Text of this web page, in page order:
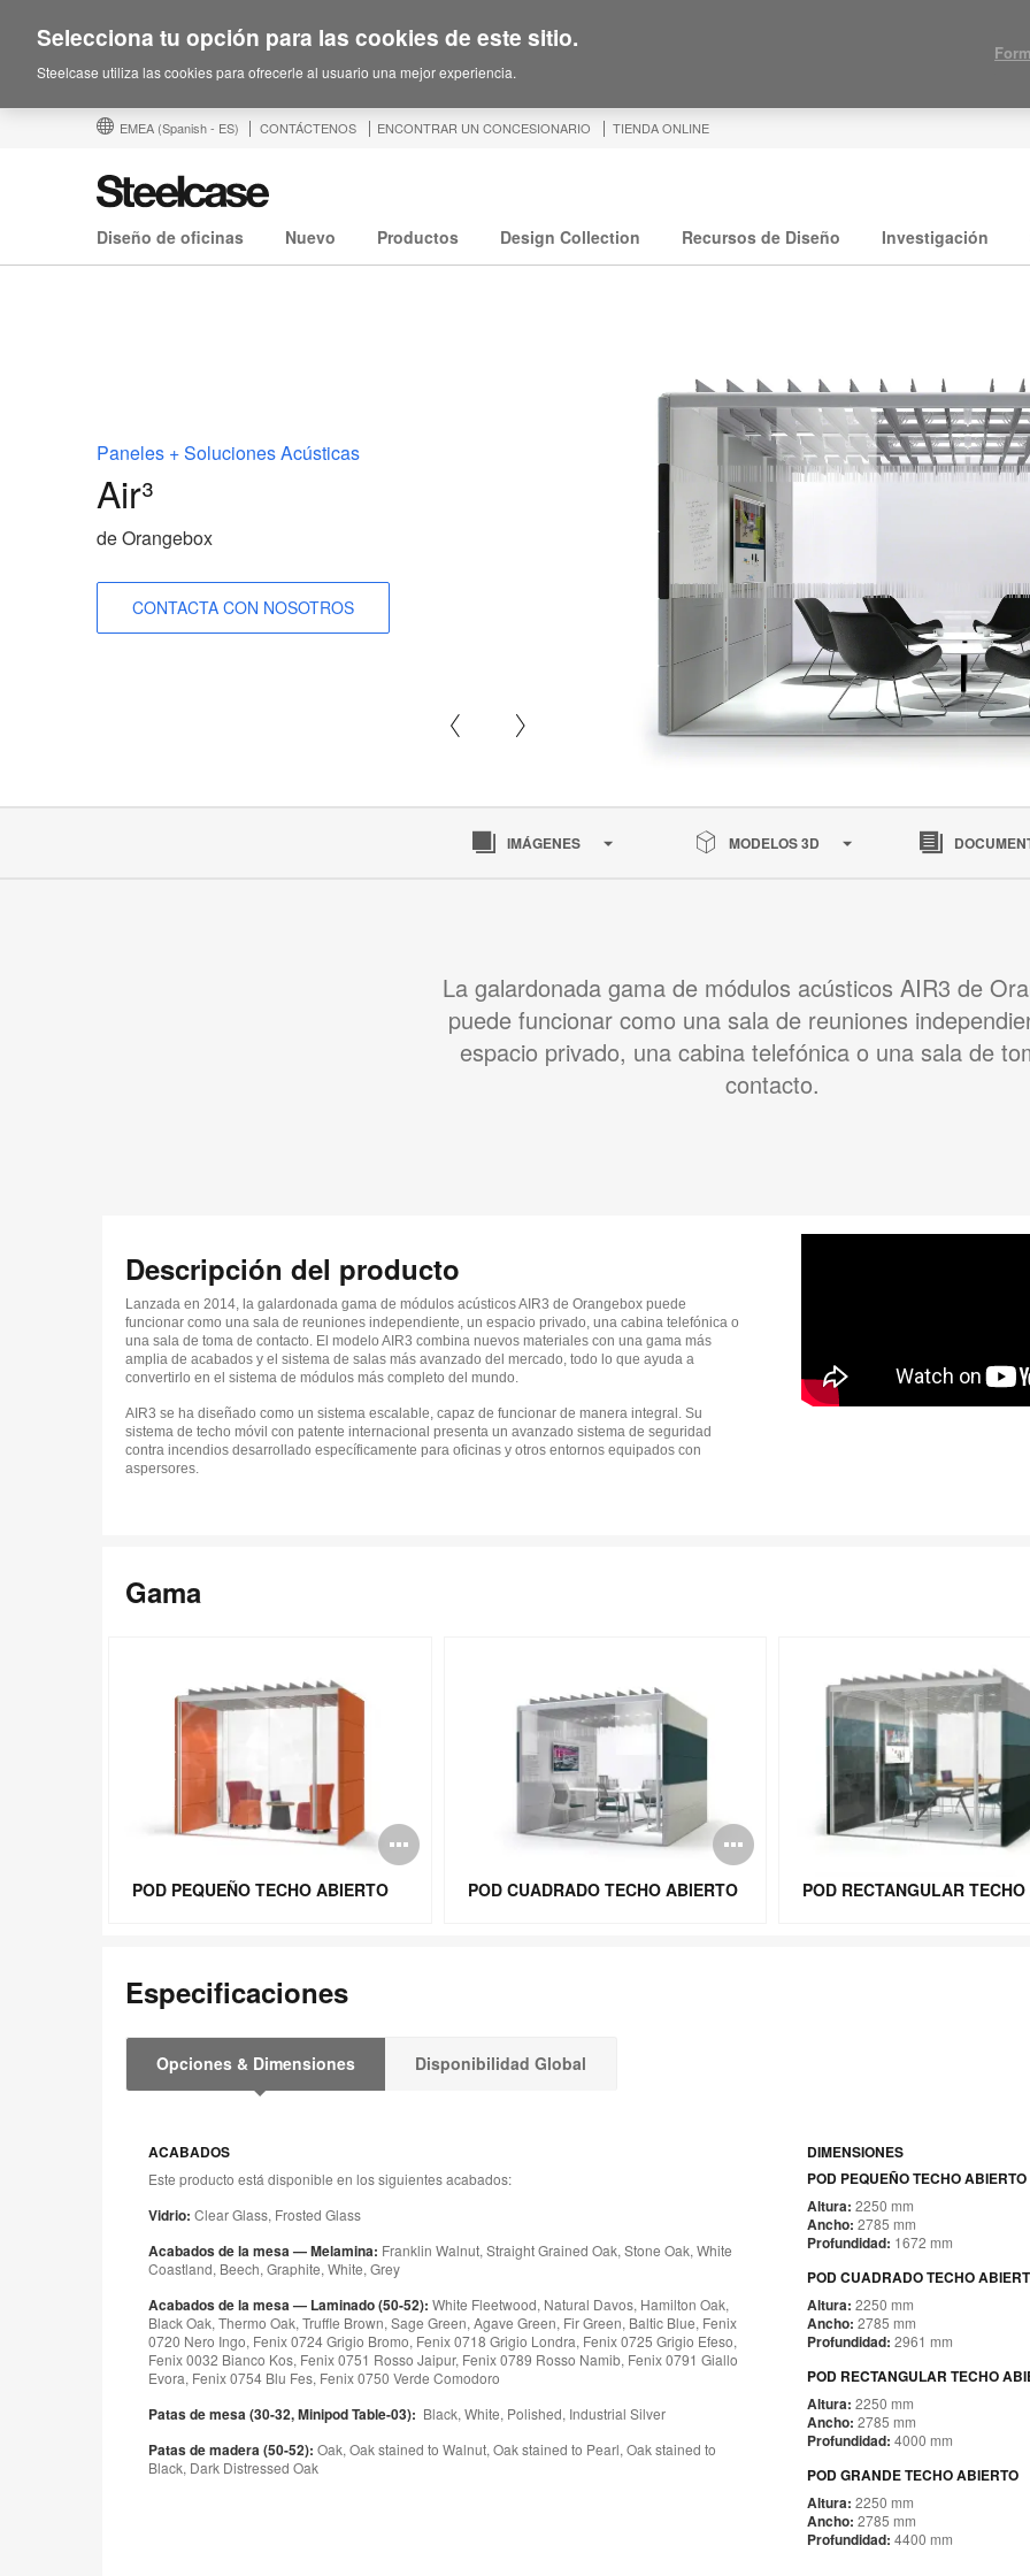
EMEA (Spanish - ES) CONTÁCTENOS ENCONTRAR UN CONCESIONARIO TIENDA ONLINE
Diseño de oficinas Nuevo Productos Design Collection Recursos de Diseño Investigación
Paneles + Soluciones Acústicas
Air³
de Orangebox
CONTACTA CON NOSOTROS
IMÁGENES MODELOS 3D
La galardonada gama de módulos acústicos AIR3 de
puede funcionar como una sala de reuniones
espacio privado, una cabina telefónica o una sala de
contacto.
Descripción del producto
Lanzada en 2014, la galardonada gama de módulos acústicos AIR3 de Orangebox puede
funcionar como una sala de reuniones independiente, un espacio privado, una cabina telefónica o
una sala de toma de contacto. El modelo AIR3 combina nuevos materiales con una gama más
amplia de acabados y el sistema de salas más avanzado del mercado, todo lo que ayuda a
convertirlo en el sistema de módulos más completo del mundo.
AIR3 se ha diseñado como un sistema escalable, capaz de funcionar de manera integral. Su
sistema de techo móvil con patente internacional presenta un avanzado sistema de seguridad
contra incendios desarrollado específicamente para oficinas y otros entornos equipados con
aspersores.
Gama
Abrir
imagen
POD PEQUEÑO TECHO ABIERTO
Abrir
imagen
POD CUADRADO TECHO ABIERTO
Especificaciones
Opciones & Dimensiones Disponibilidad Global
ACABADOS
Este producto está disponible en los siguientes acabados:
Vidrio: Clear Glass, Frosted Glass
Acabados de la mesa — Melamina: Franklin Walnut, Straight Grained Oak, Stone Oak, White
Coastland, Beech, Graphite, White, Grey
Acabados de la mesa — Laminado (50-52): White Fleetwood, Natural Davos, Hamilton Oak,
Black Oak, Thermo Oak, Truffle Brown, Sage Green, Agave Green, Fir Green, Baltic Blue, Fenix
0720 Nero Ingo, Fenix 0724 Grigio Bromo, Fenix 0718 Grigio Londra, Fenix 0725 Grigio Efeso,
Fenix 0032 Bianco Kos, Fenix 0751 Rosso Jaipur, Fenix 0789 Rosso Namib, Fenix 0791 Giallo
Evora, Fenix 0754 Blu Fes, Fenix 0750 Verde Comodoro
Patas de mesa (30-32, Minipod Table-03): Black, White, Polished, Industrial Silver
Patas de madera (50-52): Oak, Oak stained to Walnut, Oak stained to Pearl, Oak stained to
Black, Dark Distressed Oak
DIMENSIONES
POD PEQUEÑO TECHO ABIERTO
Altura: 2250 mm
Ancho: 2785 mm
Profundidad: 1672 mm
POD CUADRADO TECHO
Altura: 2250 mm
Ancho: 2785 mm
Profundidad: 2961 mm
POD RECTANGULAR TECHO
Altura: 2250 mm
Ancho: 2785 mm
Profundidad: 4000 mm
POD GRANDE TECHO ABIERTO
Altura: 2250 mm
Ancho: 2785 mm
Profundidad: 4400 mm
Selecciona tu opción para las cookies de este sitio.
Steelcase utiliza las cookies para ofrecerle al usuario una mejor experiencia.